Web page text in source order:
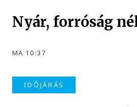
Nyár, forróság
MA 10:37
IDŐJÁRÁS